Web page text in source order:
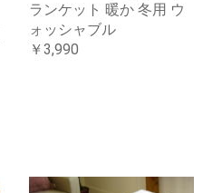
ランケット 暖か 冬用 ウ
ォッシャブル
￥3,990